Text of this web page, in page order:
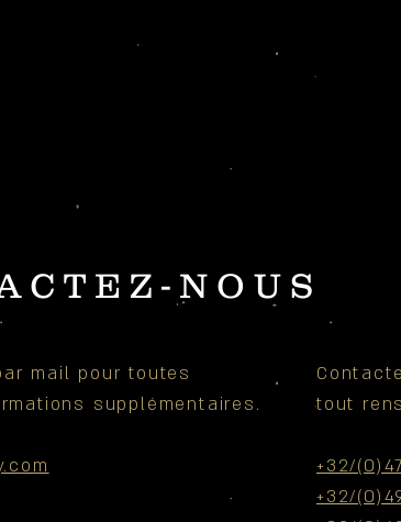
NOUS
mail pour toutes
supplémentaires.
tout
+32/
+32/